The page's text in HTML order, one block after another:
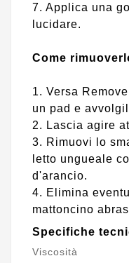
7. Applica una
lucidare.
Come
1. Versa
un pad e
2. Lascia agire
3. Rimuovi lo
letto ungueale
d'arancio.
4. Elimina
mattoncino
Specifiche
Viscosità